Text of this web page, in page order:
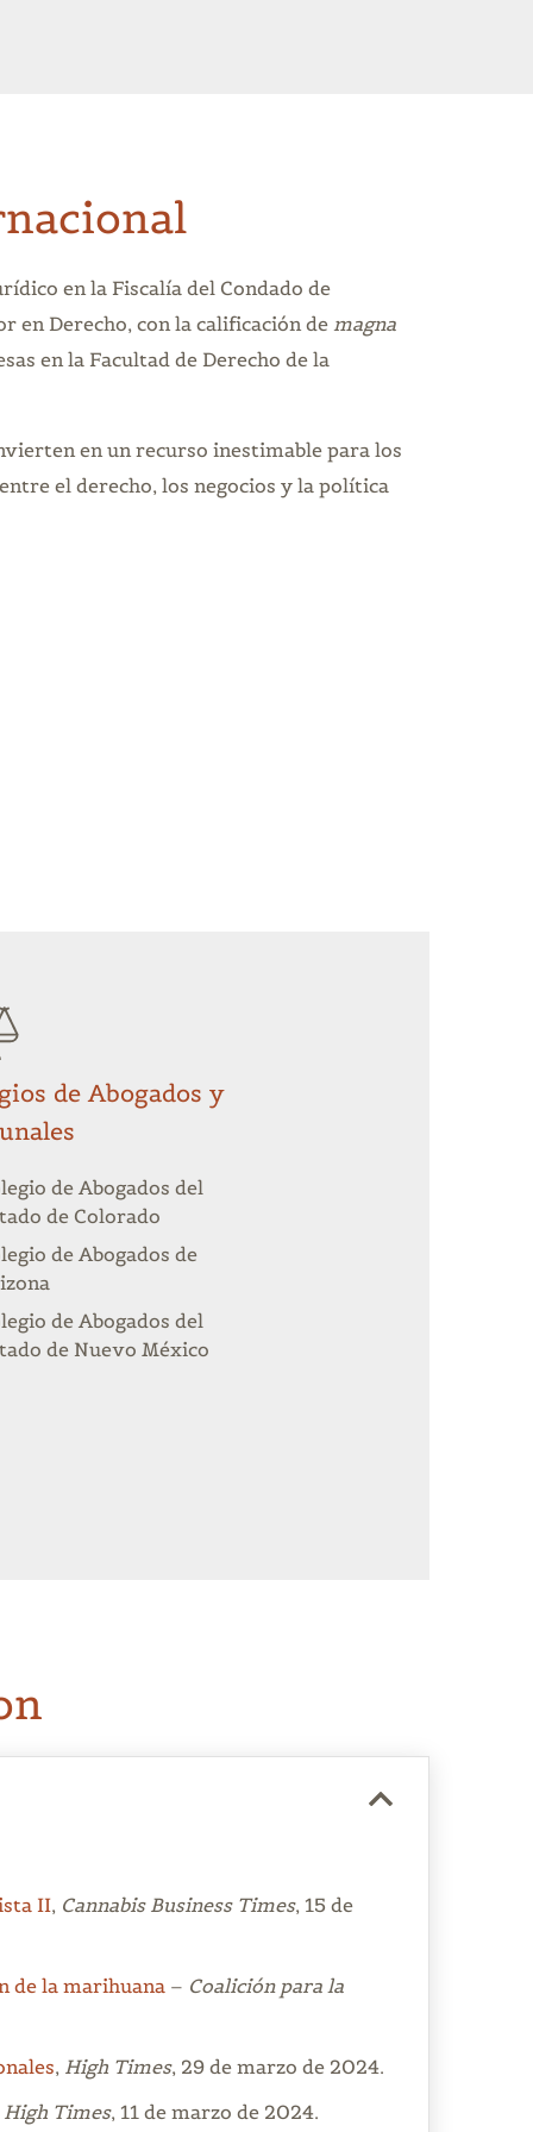
en la Fiscalía del Condado de
en Derecho, con la calificación demagna
en la Facultad de Derecho de la
en un recurso inestimable para los
el derecho, los negocios y la política
de Abogados y
de Abogados del
de Colorado
de Abogados de
de Abogados del
de Nuevo México
II, Cannabis Business Times, 15 de
de la marihuana – Coalición para la
, High Times, 29 de marzo de 2024.
High Times, 11 de marzo de 2024.